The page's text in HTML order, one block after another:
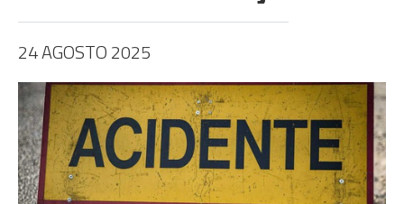
24 AGOSTO 2025